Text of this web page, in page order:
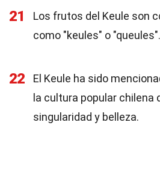
21
Los frutos del Keule son
como "keules" o "queules".
22
El Keule ha sido
la cultura popular chilena
singularidad y belleza.